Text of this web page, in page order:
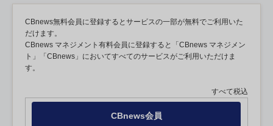
CBnews無料会員に登録するとサービスの一部が無料でご利用いた
だけます。
CBnews マネジメント有料会員に登録すると「CBnews マネジメン
ト」「CBnews」においてすべてのサービスがご利用いただけま
す。
すべて税込
CBnews会員